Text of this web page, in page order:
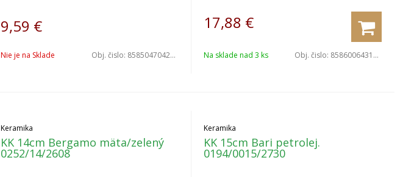
9,59 €
Nie je na Sklade Obj. čislo: 8585047042487
17,88 €
Na sklade nad 3 ks Obj. čislo: 8586006431564
Keramika
KK 14cm Bergamo mäta/zelený
0252/14/2608
Keramika
KK 15cm Bari petrolej.
0194/0015/2730